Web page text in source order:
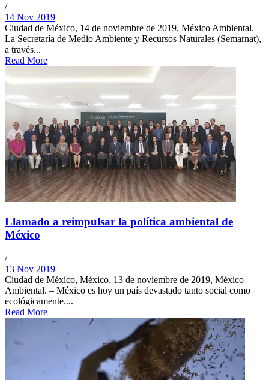
/
14 Nov 2019
Ciudad de México, 14 de noviembre de 2019, México Ambiental. –
La Secretaría de Medio Ambiente y Recursos Naturales (Semarnat),
a través...
Read More
Llamado a reimpulsar la política ambiental de
México
/
13 Nov 2019
Ciudad de México, México, 13 de noviembre de 2019, México
Ambiental. – México es hoy un país devastado tanto social como
ecológicamente....
Read More